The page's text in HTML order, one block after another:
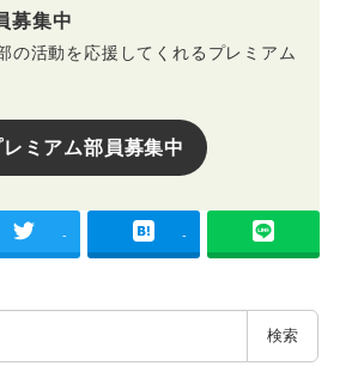
募集中
の活動を応援してくれるプレミアム
ミアム部員募集中
- -
検索